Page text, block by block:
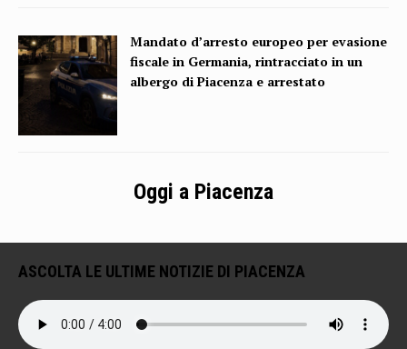
Mandato d’arresto europeo per evasione
fiscale in Germania, rintracciato in un
albergo di Piacenza e arrestato
Oggi a Piacenza
ASCOLTA LE ULTIME NOTIZIE DI PIACENZA